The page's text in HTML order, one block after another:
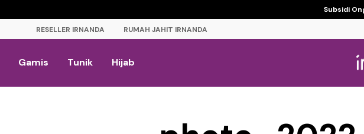
Subsidi
RESELLER IRNANDA RUMAH JAHIT IRNANDA
Gamis Tunik Hijab